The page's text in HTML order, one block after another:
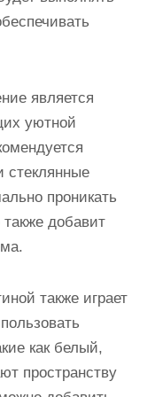
является
уютной
стеклянные
проникать
добавит
также играет
как белый,
пространству